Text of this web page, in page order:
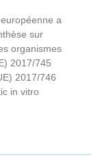
a
sur
organismes
2017/745
2017/746
in vitro